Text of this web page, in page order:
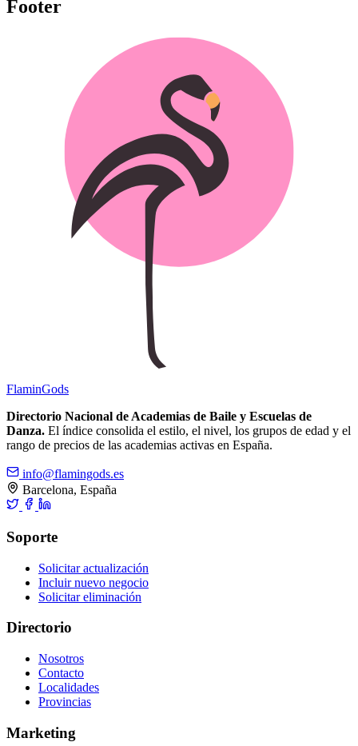
Footer
FlaminGods
Directorio Nacional de Academias de Baile y Escuelas de
Danza. El índice consolida el estilo, el nivel, los grupos de edad y el
rango de precios de las academias activas en España.
info@flamingods.es
Barcelona, España
Soporte
Solicitar actualización
Incluir nuevo negocio
Solicitar eliminación
Directorio
Nosotros
Contacto
Localidades
Provincias
Marketing